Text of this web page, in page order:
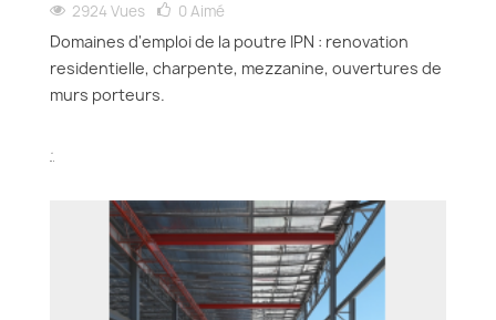
2924 Vues 0 Aimé
Domaines d'emploi de la poutre IPN : renovation
residentielle, charpente, mezzanine, ouvertures de
murs porteurs.
.